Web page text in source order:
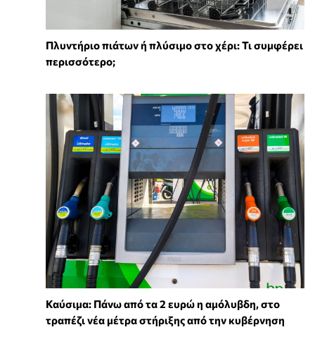
Πλυντήριο πιάτων ή πλύσιμο στο χέρι: Τι συμφέρει
περισσότερο;
Καύσιμα: Πάνω από τα 2 ευρώ η αμόλυβδη, στο
τραπέζι νέα μέτρα στήριξης από την κυβέρνηση